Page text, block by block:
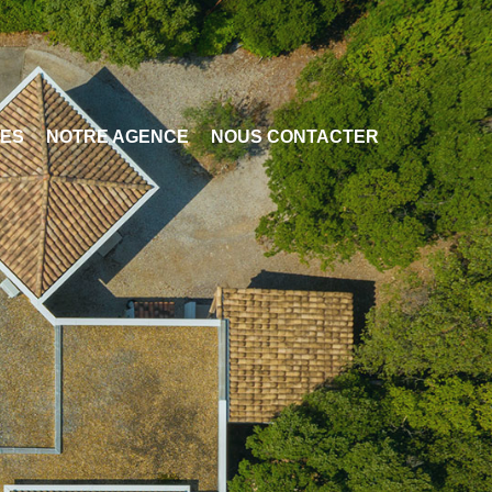
NOTRE AGENCE NOUS CONTACTER